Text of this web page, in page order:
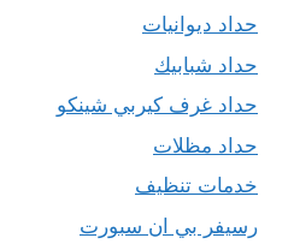
حداد ديوانيات
حداد شبابيك
حداد غرف كيربي شينكو
حداد مظلات
خدمات تنظيف
رسيفر بي ان سبورت